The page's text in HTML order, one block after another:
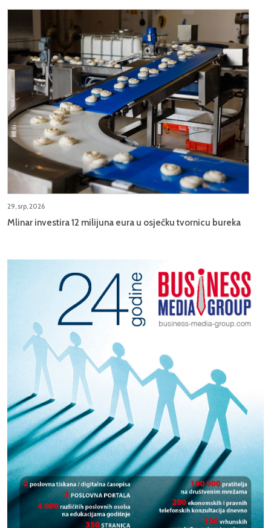
29, srp, 2026
Mlinar investira 12 milijuna eura u osječku tvornicu bureka